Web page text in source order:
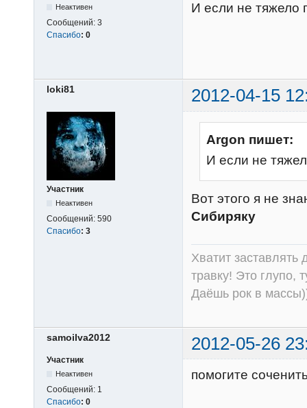
Неактивен
Сообщений: 3
Спасибо: 0
И если не тяжело
loki81 2012-04-15
Участник
Неактивен
Сообщений: 590
Спасибо: 3
Argon пишет:
И если не
Вот этого я не
Сибиряку
Хватит заставлять
травку! Это глупо,
Даёшь рок в
samoilva2012 2012-05-26
Участник
Неактивен
Сообщений: 1
Спасибо: 0
помогите